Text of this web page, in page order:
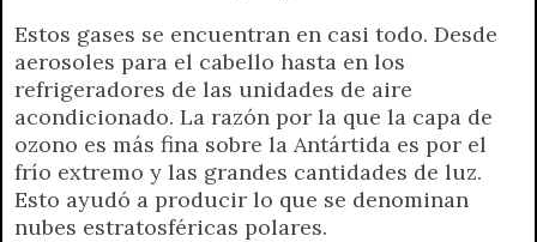
Estos gases se encuentran en casi todo. Desde
aerosoles para el cabello hasta en los
refrigeradores de las unidades de aire
acondicionado. La razón por la que la capa de
ozono es más fina sobre la Antártida es por el
frío extremo y las grandes cantidades de luz.
Esto ayudó a producir lo que se denominan
nubes estratosféricas polares.